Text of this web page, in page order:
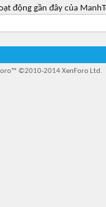
động gần đây của
©2010-2014 XenForo Ltd.